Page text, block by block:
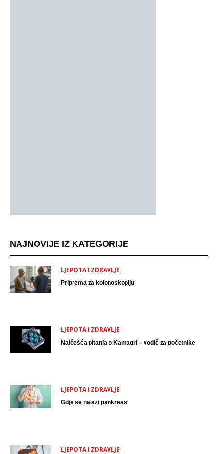
NAJNOVIJE IZ KATEGORIJE
LJEPOTA I ZDRAVLJE
Priprema za kolonoskopiju
LJEPOTA I ZDRAVLJE
Najčešća pitanja o Kamagri – vodič za početnike
LJEPOTA I ZDRAVLJE
Gdje se nalazi pankreas
LJEPOTA I ZDRAVLJE